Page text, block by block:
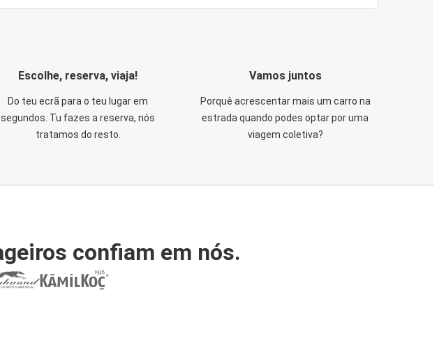
Escolhe, reserva, viaja!
Do teu ecrã para o teu lugar em
segundos. Tu fazes a reserva, nós
tratamos do resto.
Vamos juntos
Porquê acrescentar mais um carro na
estrada quando podes optar por uma
viagem coletiva?
confiam em nós.